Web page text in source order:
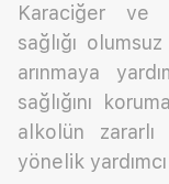
Karaciğer ve
sağlığı
arınmaya
sağlığını
alkolün
yönelik